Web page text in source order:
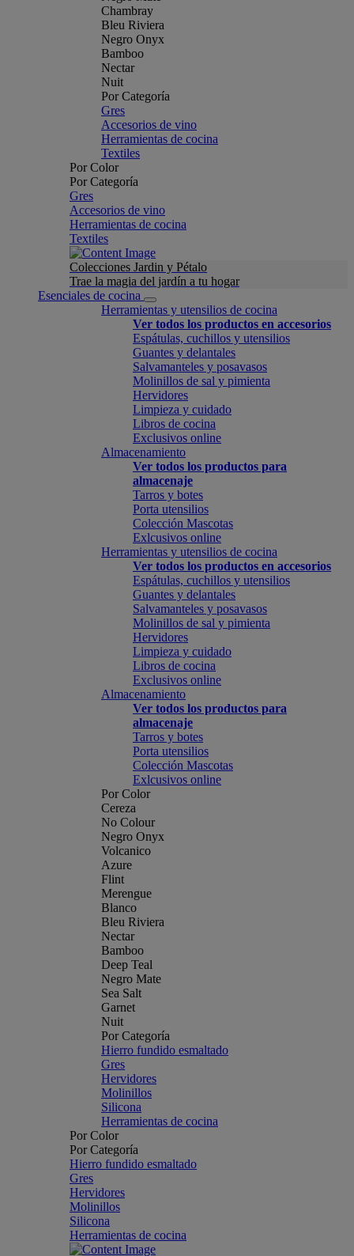
Chambray
Bleu Riviera
Negro Onyx
Bamboo
Nectar
Nuit
Por Categoría
Gres
Accesorios de vino
Herramientas de cocina
Textiles
Por Color
Por Categoría
Gres
Accesorios de vino
Herramientas de cocina
Textiles
Colecciones Jardin y Pétalo
Trae la magia del jardín a tu hogar
Esenciales de cocina
Herramientas y utensilios de cocina
Ver todos los productos en accesorios
Espátulas, cuchillos y utensilios
Guantes y delantales
Salvamanteles y posavasos
Molinillos de sal y pimienta
Hervidores
Limpieza y cuidado
Libros de cocina
Exclusivos online
Almacenamiento
Ver todos los productos para
almacenaje
Tarros y botes
Porta utensilios
Colección Mascotas
Exlcusivos online
Herramientas y utensilios de cocina
Ver todos los productos en accesorios
Espátulas, cuchillos y utensilios
Guantes y delantales
Salvamanteles y posavasos
Molinillos de sal y pimienta
Hervidores
Limpieza y cuidado
Libros de cocina
Exclusivos online
Almacenamiento
Ver todos los productos para
almacenaje
Tarros y botes
Porta utensilios
Colección Mascotas
Exlcusivos online
Por Color
Cereza
No Colour
Negro Onyx
Volcanico
Azure
Flint
Merengue
Blanco
Bleu Riviera
Nectar
Bamboo
Deep Teal
Negro Mate
Sea Salt
Garnet
Nuit
Por Categoría
Hierro fundido esmaltado
Gres
Hervidores
Molinillos
Silicona
Herramientas de cocina
Por Color
Por Categoría
Hierro fundido esmaltado
Gres
Hervidores
Molinillos
Silicona
Herramientas de cocina